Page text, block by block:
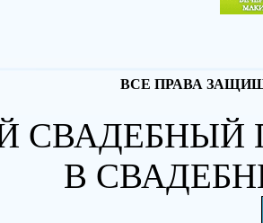
ВСЕ ПРАВА
СВАДЕБНЫЙ
В